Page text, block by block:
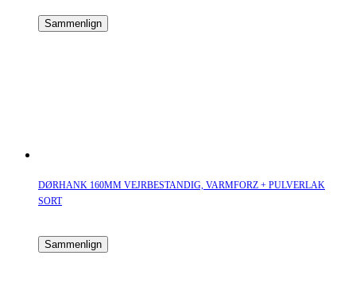
Sammenlign
DØRHANK 160MM VEJRBESTANDIG, VARMFORZ + PULVERLAK
SORT
Sammenlign